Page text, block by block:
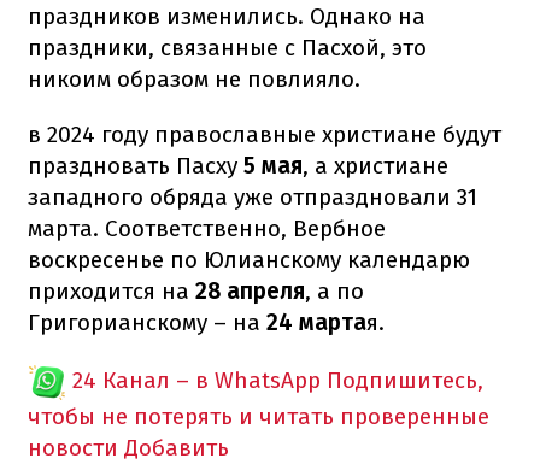
праздников изменились. Однако на
праздники, связанные с Пасхой, это
никоим образом не повлияло.
в 2024 году православные христиане будут
праздновать Пасху 5 мая, а христиане
западного обряда уже отпраздновали 31
марта. Соответственно, Вербное
воскресенье по Юлианскому календарю
приходится на 28 апреля, а по
Григорианскому – на 24 мартая.
24 Канал – в WhatsApp Подпишитесь,
чтобы не потерять и читать проверенные
новости Добавить